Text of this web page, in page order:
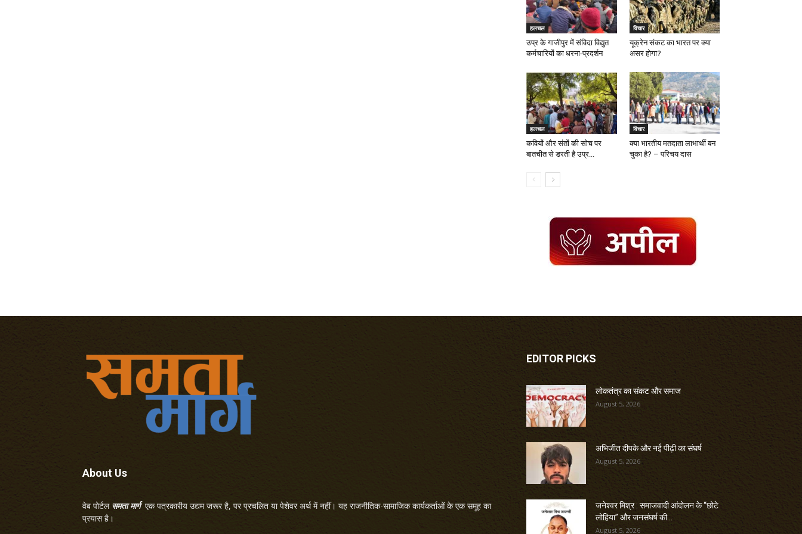
हलचल
उप्र के गाजीपुर में संविदा विद्युत
कर्मचारियों का धरना-प्रदर्शन
विचार
यूक्रेन संकट का भारत पर क्या
असर होगा?
हलचल
कवियों और संतों की सोच पर
बातचीत से डरती है उप्र...
विचार
क्या भारतीय मतदाता लाभार्थी बन
चुका है? – परिचय दास
About Us
वेब पोर्टल समता मार्गएक पत्रकारीय उद्यम जरूर है, पर प्रचलित या पेशेवर अर्थ में नहीं। यह राजनीतिक-सामाजिक कार्यकर्ताओं के एक समूह का
प्रयास है।
EDITOR PICKS
लोकतंत्र का संकट और समाज
August 5, 2026
अभिजीत दीपके और नई पीढ़ी का संघर्ष
August 5, 2026
जनेश्वर मिश्र : समाजवादी आंदोलन के “छोटे
लोहिया” और जनसंघर्ष की...
August 5, 2026